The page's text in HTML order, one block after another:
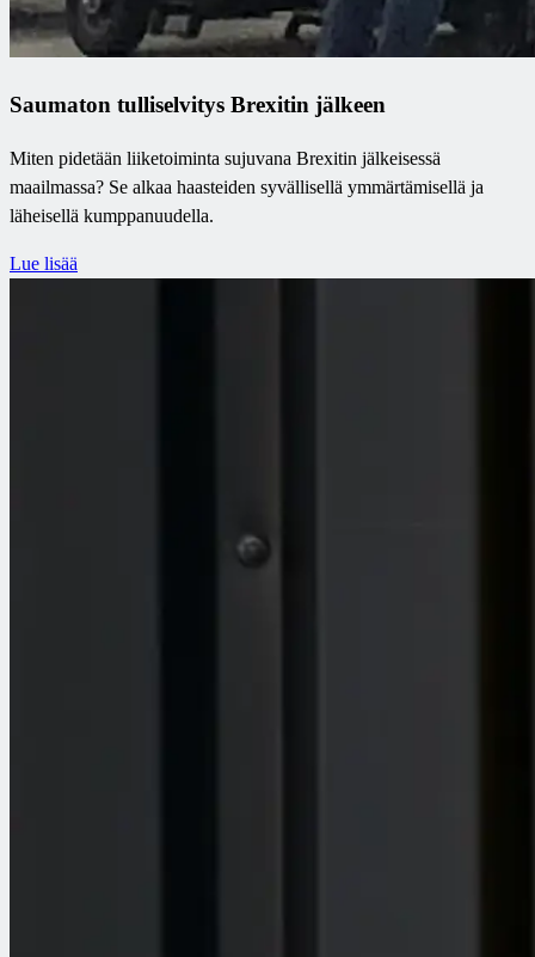
Saumaton tulliselvitys Brexitin jälkeen
Miten pidetään liiketoiminta sujuvana Brexitin jälkeisessä
maailmassa? Se alkaa haasteiden syvällisellä ymmärtämisellä ja
läheisellä kumppanuudella.
Lue lisää